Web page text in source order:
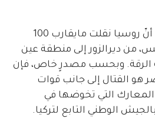
علمت شبكة ديرالزور24 أنّ روسيا نقلت مايقارب 100
من ديرالزور إلى منطقة عين
وبحسب مصدرٍ خاص، فإن
هو القتال إلى جانب قوات
التي تخوضها في
الوطني التابع لتركيا.